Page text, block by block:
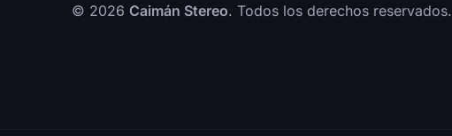
© 2026 Caimán Stereo. Todos los derechos reservados.